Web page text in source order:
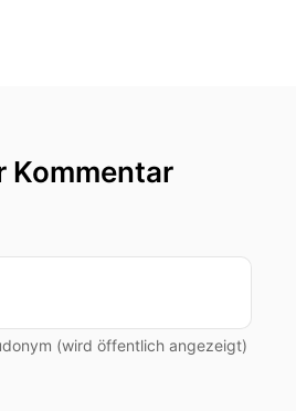
Kommentar
(wird öffentlich angezeigt)